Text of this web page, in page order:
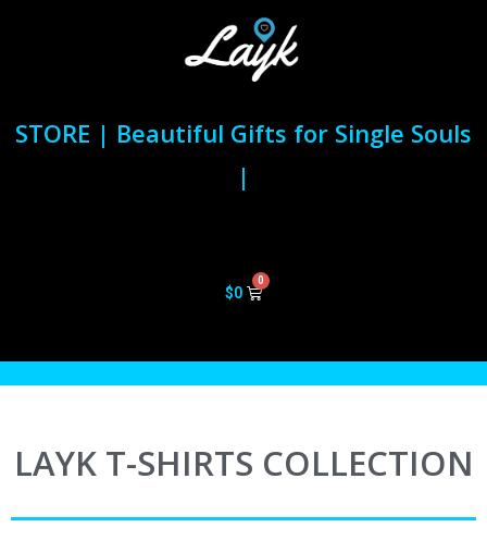
STORE | Beautiful Gifts for Single Souls
|
$0
LAYK T-SHIRTS COLLECTION